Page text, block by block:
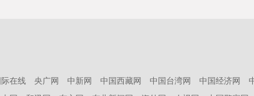
在线 央广网 中新网 中国西藏网 中国台湾网 中国经济网